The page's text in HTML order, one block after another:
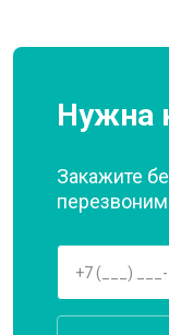
Нужна
Закажите